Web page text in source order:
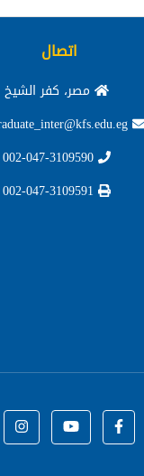
اتصال
مصر، كفر الشيخ
Postgraduate_inter@kfs.edu.eg